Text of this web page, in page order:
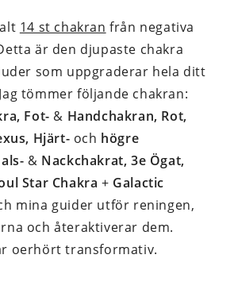
14 st chakran från negativa
är den djupaste chakra
som uppgraderar hela ditt
tömmer följande chakran:
Fot- & Handchakran, Rot,
Hjärt- och högre
& Nackchakrat, 3e Ögat,
Star Chakra + Galactic
mina guider utför reningen,
och återaktiverar dem.
oerhört transformativ.